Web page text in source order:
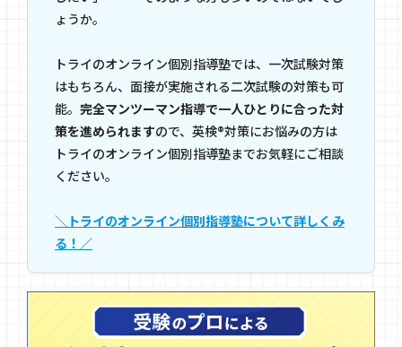
ょうか。
トライのオンライン個別指導塾では、一次試験対策
はもちろん、面接が実施される二次試験の対策も可
能。 完全マンツーマン指導で一人ひとりに合った対
策を進められますので、英検®対策にお悩みの方は
トライのオンライン個別指導塾までお気軽にご相談
ください。
＼トライのオンライン個別指導塾について詳しくみ
る！／